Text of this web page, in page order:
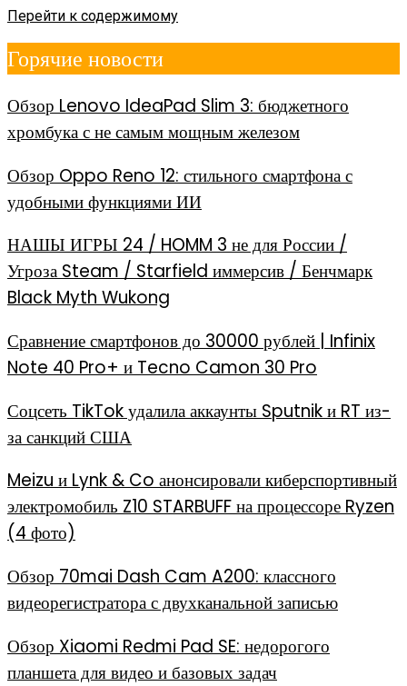
Перейти к содержимому
Горячие новости
Обзор Lenovo IdeaPad Slim 3: бюджетного
хромбука с не самым мощным железом
Обзор Oppo Reno 12: стильного смартфона с
удобными функциями ИИ
НАШЫ ИГРЫ 24 / HOMM 3 не для России /
Угроза Steam / Starfield иммерсив / Бенчмарк
Black Myth Wukong
Сравнение смартфонов до 30000 рублей | Infinix
Note 40 Pro+ и Tecno Camon 30 Pro
Соцсеть TikTok удалила аккаунты Sputnik и RT из-
за санкций США
Meizu и Lynk & Co анонсировали киберспортивный
электромобиль Z10 STARBUFF на процессоре Ryzen
(4 фото)
Обзор 70mai Dash Cam A200: классного
видеорегистратора с двухканальной записью
Обзор Xiaomi Redmi Pad SE: недорогого
планшета для видео и базовых задач